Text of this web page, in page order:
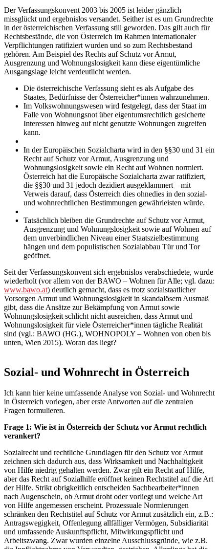
Der Verfassungskonvent 2003 bis 2005 ist leider gänzlich
missglückt und ergebnislos versandet. Seither ist es um Grundrechte
in der österreichischen Verfassung still geworden. Das gilt auch für
Rechtsbestände, die von Österreich im Rahmen internationaler
Verpflichtungen ratifiziert wurden und so zum Rechtsbestand
gehören. Am Beispiel des Rechts auf Schutz vor Armut,
Ausgrenzung und Wohnungslosigkeit kann diese eigentümliche
Ausgangslage leicht verdeutlicht werden.
Die österreichische Verfassung sieht es als Aufgabe des
Staates, Bedürfnisse der Österreicher*innen wahrzunehmen.
Im Volkswohnungswesen wird festgelegt, dass der Staat im
Falle von Wohnungsnot über eigentumsrechtlich gesicherte
Interessen hinweg auf nicht genutzte Wohnungen zugreifen
kann.
In der Europäischen Sozialcharta wird in den §§30 und 31 ein
Recht auf Schutz vor Armut, Ausgrenzung und
Wohnungslosigkeit sowie ein Recht auf Wohnen normiert.
Österreich hat die Europäische Sozialcharta zwar ratifiziert,
die §§30 und 31 jedoch dezidiert ausgeklammert – mit
Verweis darauf, dass Österreich dies ohnedies in den sozial-
und wohnrechtlichen Bestimmungen gewährleisten würde.
Tatsächlich bleiben die Grundrechte auf Schutz vor Armut,
Ausgrenzung und Wohnungslosigkeit sowie auf Wohnen auf
dem unverbindlichen Niveau einer Staatszielbestimmung
hängen und dem populistischen Sozialabbau Tür und Tor
geöffnet.
Seit der Verfassungskonvent sich ergebnislos verabschiedete, wurde
wiederholt (vor allem von der BAWO – Wohnen für Alle; vgl. dazu:
www.bawo.at) deutlich gemacht, dass es trotz sozialstaatlicher
Vorsorgen Armut und Wohnungslosigkeit in skandalösem Ausmaß
gibt, dass die Ansätze zur Bekämpfung von Armut sowie
Wohnungslosigkeit schlicht nicht ausreichen, dass Armut und
Wohnungslosigkeit für viele Österreicher*innen tägliche Realität
sind (vgl.: BAWO (HG.), WOHNOPOLY – Wohnen von oben bis
unten, Wien 2015). Woran das liegt?
Sozial- und Wohnrecht in Österreich
Ich kann hier keine umfassende Analyse von Sozial- und Wohnrecht
in Österreich vorlegen, aber erste Antworten auf die zentralen
Fragen formulieren.
Frage 1: Wie ist in Österreich der Schutz vor Armut rechtlich
verankert?
Sozialrecht und rechtliche Grundlagen für den Schutz vor Armut
zeichnen sich dadurch aus, dass Wirksamkeit und Nachhaltigkeit
von Hilfe niedrig gehalten werden. Zwar gilt ein Recht auf Hilfe,
aber das Recht auf Sozialhilfe eröffnet keinen Rechtstitel auf die Art
der Hilfe. Strikt obrigkeitlich entscheiden Sachbearbeiter*innen
nach Augenschein, ob Armut droht oder vorliegt und welche Art
von Hilfe angemessen erscheint. Prozessuale Normierungen
schränken den Rechtstitel auf Schutz vor Armut zusätzlich ein, z.B.:
Antragswegigkeit, Offenlegung allfälliger Vermögen, Subsidiarität
und umfassende Auskunftspflicht, Mitwirkungspflicht und
Arbeitszwang. Zwar wurden einzelne Ausschlussgründe, wie z.B.